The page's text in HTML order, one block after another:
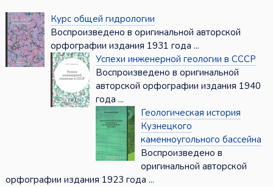
Курс общей гидрологии
Воспроизведено в оригинальной авторской
орфографии издания 1931 года ...
Успехи инженерной геологии в СССР
Воспроизведено в оригинальной
авторской орфографии издания 1940
года ...
Геологическая история
Кузнецкого
каменноугольного бассейна
Воспроизведено в
оригинальной авторской
орфографии издания 1923 года ...